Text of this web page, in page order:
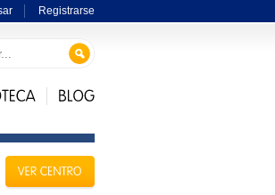
Registrarse